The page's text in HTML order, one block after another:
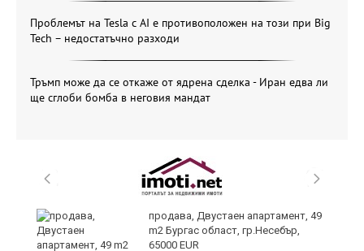
Проблемът на Tesla с AI е противоположен на този при Big
Tech – недостатъчно разходи
Тръмп може да се откаже от ядрена сделка - Иран едва ли
ще сглоби бомба в неговия мандат
продава, Двустаен апартамент, 49
m2 Бургас област, гр.Несебър,
65000 EUR